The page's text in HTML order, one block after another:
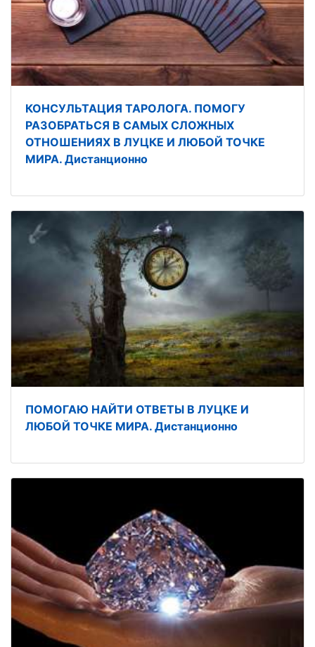
КОНСУЛЬТАЦИЯ ТАРОЛОГА. ПОМОГУ
РАЗОБРАТЬСЯ В САМЫХ СЛОЖНЫХ
ОТНОШЕНИЯХ В ЛУЦКЕ И ЛЮБОЙ ТОЧКЕ
МИРА. Дистанционно
ПОМОГАЮ НАЙТИ ОТВЕТЫ В ЛУЦКЕ И
ЛЮБОЙ ТОЧКЕ МИРА. Дистанционно